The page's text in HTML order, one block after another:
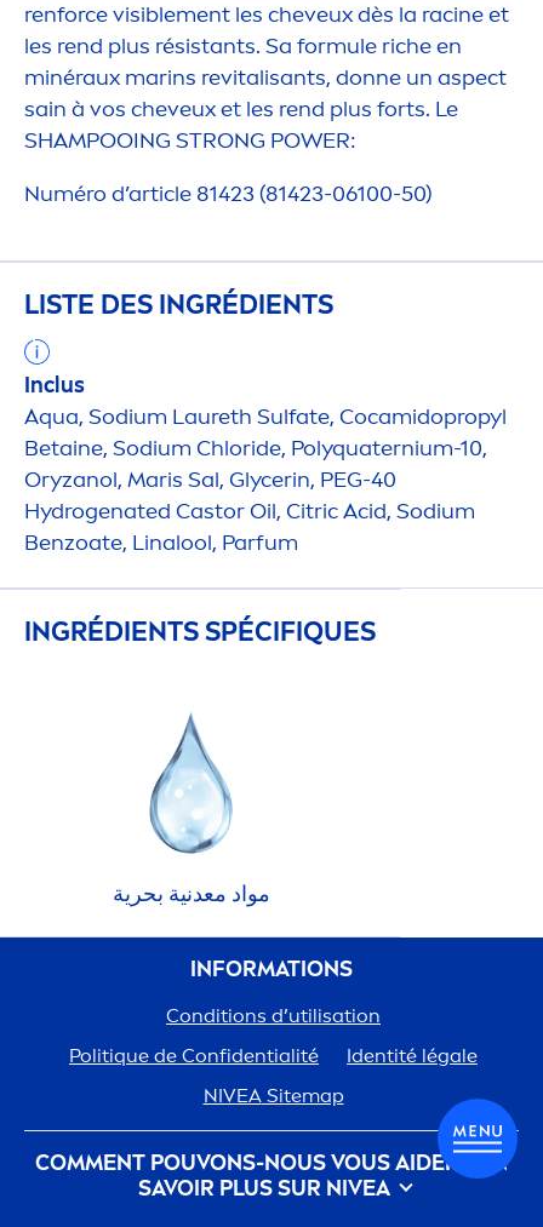
renforce visiblement les cheveux dès la racine et
les rend plus résistants. Sa formule riche en
minéraux marins revitalisants, donne un aspect
sain à vos cheveux et les rend plus forts. Le
SHAMPOOING STRONG POWER:
Numéro d’article 81423 (81423-06100-50)
LISTE DES INGRÉDIENTS
Inclus
Aqua, Sodium Laureth Sulfate, Cocamidopropyl
Betaine, Sodium Chloride, Polyquaternium-10,
Oryzanol, Maris Sal, Glycerin, PEG-40
Hydrogenated Castor Oil, Citric Acid, Sodium
Benzoate, Linalool, Parfum
INGRÉDIENTS SPÉCIFIQUES
مواد معدنية بحرية
INFORMATIONS
Conditions d’utilisation
Politique de Confidentialité
Identité légale
NIVEASitemap
COMMENT POUVONS-NOUS VOUS AIDER ? EN
SAVOIR PLUS SUR NIVEA